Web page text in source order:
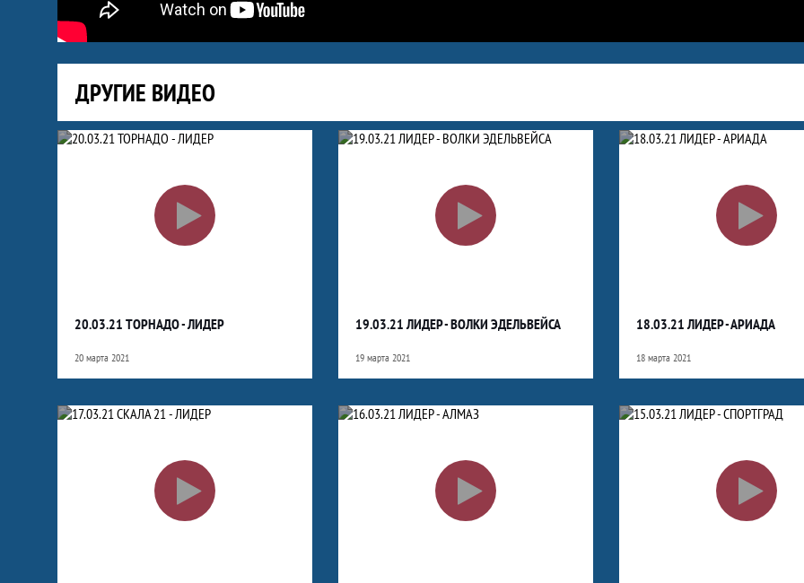
ДРУГИЕ ВИДЕО
Видео
20.03.21 ТОРНАДО - ЛИДЕР
20 марта 2021
19.03.21 ЛИДЕР - ВОЛКИ ЭДЕЛЬВЕЙСА
19 марта 2021
18.03.21 ЛИДЕР - АРИАДА
18 марта 2021